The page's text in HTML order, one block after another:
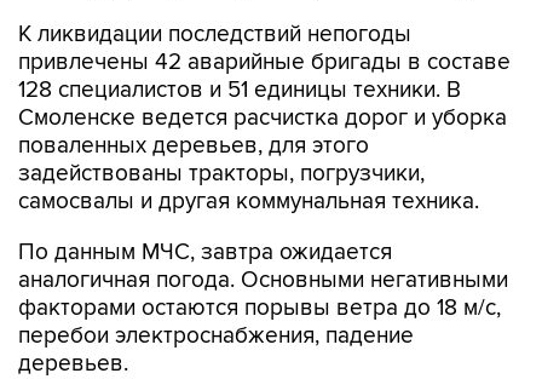
К ликвидации последствий непогоды
привлечены 42 аварийные бригады в составе
128 специалистов и 51 единицы техники. В
Смоленске ведется расчистка дорог и уборка
поваленных деревьев, для этого
задействованы тракторы, погрузчики,
самосвалы и другая коммунальная техника.
По данным МЧС, завтра ожидается
аналогичная погода. Основными негативными
факторами остаются порывы ветра до 18 м/с,
перебои электроснабжения, падение
деревьев.